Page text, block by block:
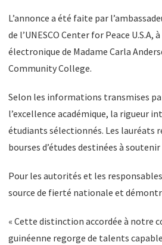
L’annonce a été faite par
de l’UNESCO Center for Peace
électronique de Madame Carla
Community College.
Selon les informations transmises
l’excellence académique, la rigueur
étudiants sélectionnés. Les lauréats
bourses d’études destinées à
Pour les autorités et les
source de fierté nationale et
« Cette distinction accordée à notre
guinéenne regorge de talents